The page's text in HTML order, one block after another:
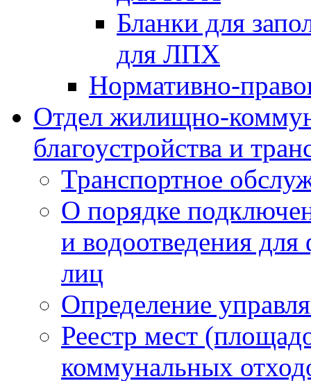
Бланки для
для ЛПХ
Нормативно-
Отдел жилищно-
благоустройства и
Транспортное
О порядке
и водоотведения
лиц
Определение
Реестр мест
коммунальных